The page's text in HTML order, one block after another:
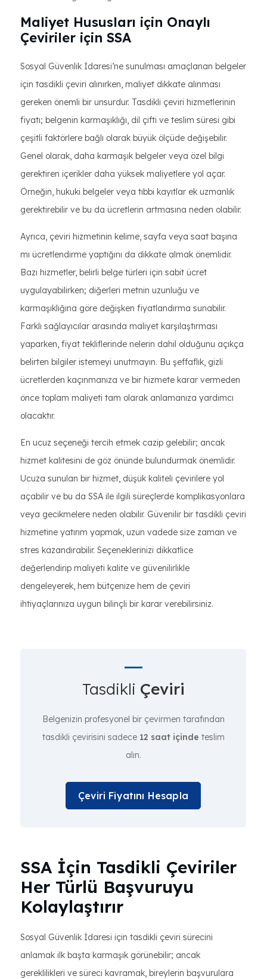
Maliyet Hususları için Onaylı
Çeviriler için SSA
Sosyal Güvenlik İdaresi’ne sunulması amaçlanan belgeler
için tasdikli çeviri alınırken, maliyet dikkate alınması
gereken önemli bir unsurdur. Tasdikli çeviri hizmetlerinin
fiyatı; belgenin karmaşıklığı, dil çifti ve teslim süresi gibi
çeşitli faktörlere bağlı olarak büyük ölçüde değişebilir.
Genel olarak, daha karmaşık belgeler veya özel bilgi
gerektiren içerikler daha yüksek maliyetlere yol açar.
Örneğin, hukuki belgeler veya tıbbi kayıtlar ek uzmanlık
gerektirebilir ve bu da ücretlerin artmasına neden olabilir.
Ayrıca, çeviri hizmetinin kelime, sayfa veya saat başına
mı ücretlendirme yaptığını da dikkate almak önemlidir.
Bazı hizmetler, belirli belge türleri için sabit ücret
uygulayabilirken; diğerleri metnin uzunluğu ve
karmaşıklığına göre değişken fiyatlandırma sunabilir.
Farklı sağlayıcılar arasında maliyet karşılaştırması
yaparken, fiyat tekliflerinde nelerin dahil olduğunu açıkça
belirten bilgiler istemeyi unutmayın. Bu şeffaflık, gizli
ücretlerden kaçınmanıza ve bir hizmete karar vermeden
önce toplam maliyeti tam olarak anlamanıza yardımcı
olacaktır.
En ucuz seçeneği tercih etmek cazip gelebilir; ancak
hizmet kalitesini de göz önünde bulundurmak önemlidir.
Ucuza sunulan bir hizmet, düşük kaliteli çevirilere yol
açabilir ve bu da SSA ile ilgili süreçlerde komplikasyonlara
veya gecikmelere neden olabilir. Güvenilir bir tasdikli çeviri
hizmetine yatırım yapmak, uzun vadede size zaman ve
stres kazandırabilir. Seçeneklerinizi dikkatlice
değerlendirip maliyeti kalite ve güvenilirlikle
dengeleyerek, hem bütçenize hem de çeviri
ihtiyaçlarınıza uygun bilinçli bir karar verebilirsiniz.
Tasdikli Çeviri
Belgenizin profesyonel bir çevirmen tarafından
tasdikli çevirisini sadece 12 saat içinde teslim
alın.
Çeviri Fiyatını Hesapla
SSA İçin Tasdikli Çeviriler
Her Türlü Başvuruyu
Kolaylaştırır
Sosyal Güvenlik İdaresi için tasdikli çeviri sürecini
anlamak ilk başta karmaşık görünebilir; ancak
gereklilikleri ve süreci kavramak, bireylerin başvurulara